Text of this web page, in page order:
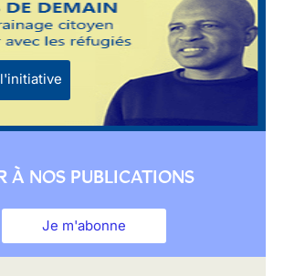
À NOS PUBLICATIONS
Je m'abonne